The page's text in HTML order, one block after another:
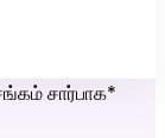
சார்பாக*